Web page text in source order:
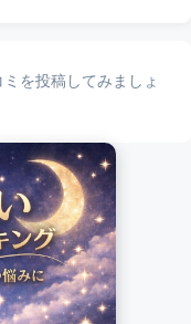
を投稿してみましょ